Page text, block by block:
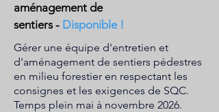
aménagement de
sentiers - Disponible !
Gérer une équipe d'entretien et
d'aménagement de sentiers pédestres
en milieu forestier en respectant les
consignes et les exigences de SQC.
Temps plein mai à novembre 2026.